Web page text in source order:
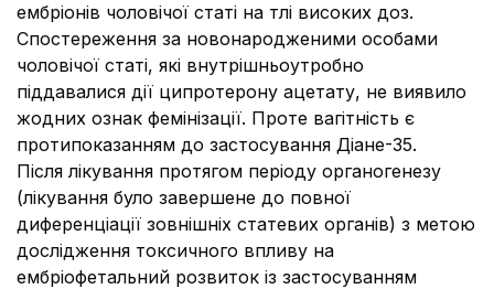
ембріонів чоловічої статі на тлі високих доз.
Спостереження за новонародженими особами
чоловічої статі, які внутрішньоутробно
піддавалися дії ципротерону ацетату, не виявило
жодних ознак фемінізації. Проте вагітність є
протипоказанням до застосування Діане-35.
Після лікування протягом періоду органогенезу
(лікування було завершене до повної
диференціації зовнішніх статевих органів) з метою
дослідження токсичного впливу на
ембріофетальний розвиток із застосуванням